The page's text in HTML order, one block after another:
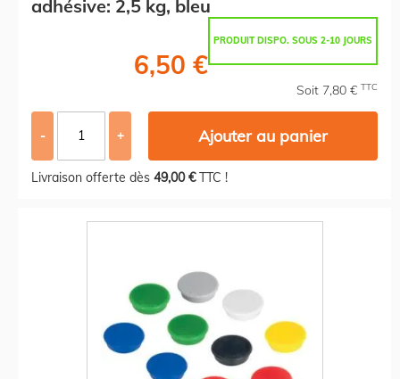
adhésive: 2,5 kg, bleu
PRODUIT DISPO. SOUS 2-10 JOURS
6,50 €
Soit 7,80 € TTC
- + Ajouter au panier
Livraison offerte dès 49,00 €TTC !